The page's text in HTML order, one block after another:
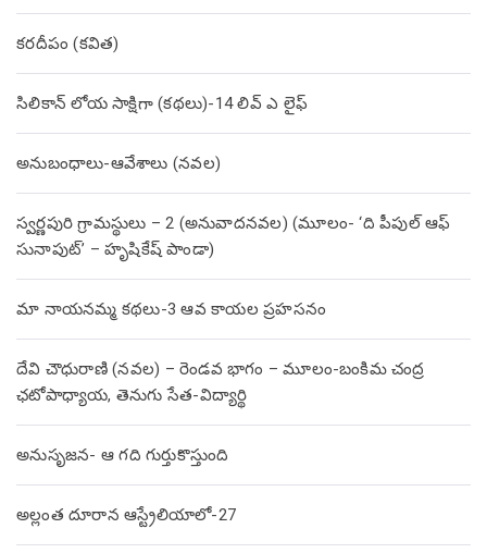
కరదీపం (కవిత)
సిలికాన్ లోయ సాక్షిగా (కథలు)-14 లివ్ ఎ లైఫ్
అనుబంధాలు-ఆవేశాలు (నవల)
స్వర్ణపురి గ్రామస్థులు – 2 (అనువాదనవల) (మూలం- ‘ది పీపుల్ ఆఫ్
సునాపుట్’ – హృషికేష్ పాండా)
మా నాయనమ్మ కథలు-3 ఆవ కాయల ప్రహసనం
దేవి చౌధురాణి (నవల) – రెండవ భాగం – మూలం-బంకిమ చంద్ర
ఛటోపాధ్యాయ, తెనుగు సేత-విద్యార్థి
అనుసృజన- ఆ గది గుర్తుకొస్తుంది
అల్లంత దూరాన ఆస్ట్రేలియాలో-27